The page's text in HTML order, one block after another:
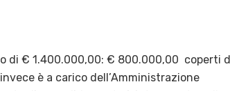
di € 1.400.000,00: € 800.000,00 coperti
è a carico dell’Amministrazione